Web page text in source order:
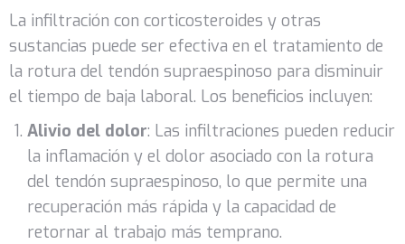
La infiltración con corticosteroides y otras
sustancias puede ser efectiva en el tratamiento de
la rotura del tendón supraespinoso para disminuir
el tiempo de baja laboral. Los beneficios incluyen:
Alivio del dolor: Las infiltraciones pueden reducir
la inflamación y el dolor asociado con la rotura
del tendón supraespinoso, lo que permite una
recuperación más rápida y la capacidad de
retornar al trabajo más temprano.